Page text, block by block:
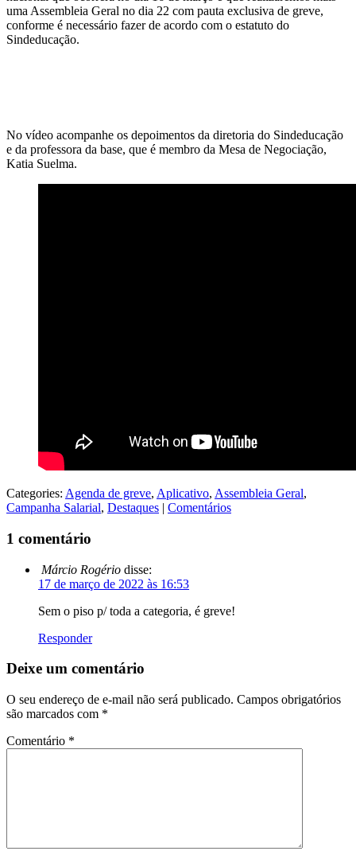
uma Assembleia Geral no dia 22 com pauta exclusiva de greve,
conforme é necessário fazer de acordo com o estatuto do
Sindeducação.
No vídeo acompanhe os depoimentos da diretoria do Sindeducação
e da professora da base, que é membro da Mesa de Negociação,
Katia Suelma.
Categories: Agenda de greve, Aplicativo, Assembleia Geral,
Campanha Salarial, Destaques | Comentários
1 comentário
Márcio Rogério disse:
17 de março de 2022 às 16:53
Sem o piso p/ toda a categoria, é greve!
Responder
Deixe um comentário
O seu endereço de e-mail não será publicado. Campos obrigatórios
são marcados com *
Comentário *